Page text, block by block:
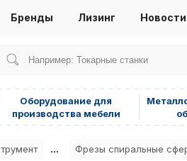
Бренды Лизинг Новости
Оборудование для
производства мебели
... Фрезы спиральные